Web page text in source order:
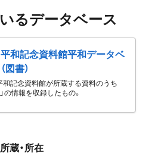
るデータベース
和記念資料館平和データベ
図書）
和記念資料館が所蔵する資料のうち
」の情報を収録したもの。
所蔵・所在